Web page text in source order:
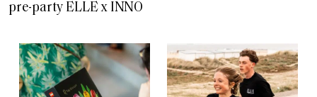
pre-party ELLE x INNO